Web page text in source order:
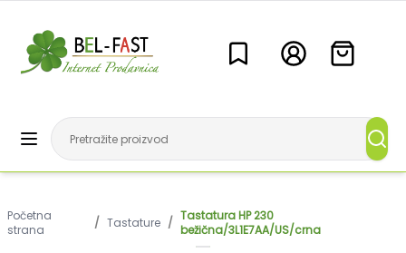
Početna
strana
/ Tastature / Tastatura HP 230
bežična/3L1E7AA/US/crna